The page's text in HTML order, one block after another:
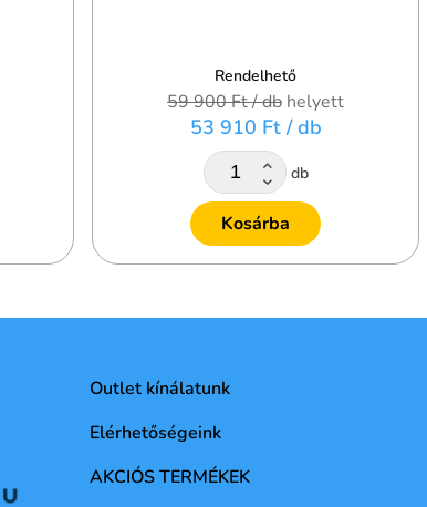
Rendelhető
59 900 Ft/ db helyett
53 910 Ft / db
db
Kosárba
Outlet kínálatunk
Elérhetőségeink
AKCIÓS TERMÉKEK